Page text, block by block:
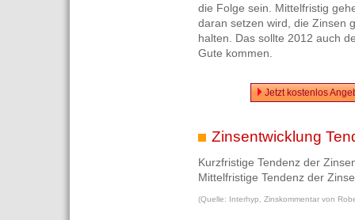
die Folge sein. Mittelfristig
daran setzen wird, die Zinsen
halten. Das sollte 2012 auch
Gute kommen.
Jetzt kostenlos
Zinsentwicklung
Kurzfristige Tendenz der
Mittelfristige Tendenz der
(Quelle: Interhyp, Zinskommentar von